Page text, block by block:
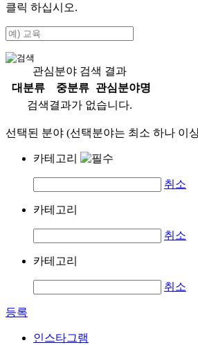
클릭 하십시오.
관심분야 검색 결과
대분류
중분류
관심분야명
검색결과가 없습니다.
선택된 분야 (선택분야는 최소 하나 이
카테고리
취소
카테고리
취소
카테고리
취소
등록
인스타그램